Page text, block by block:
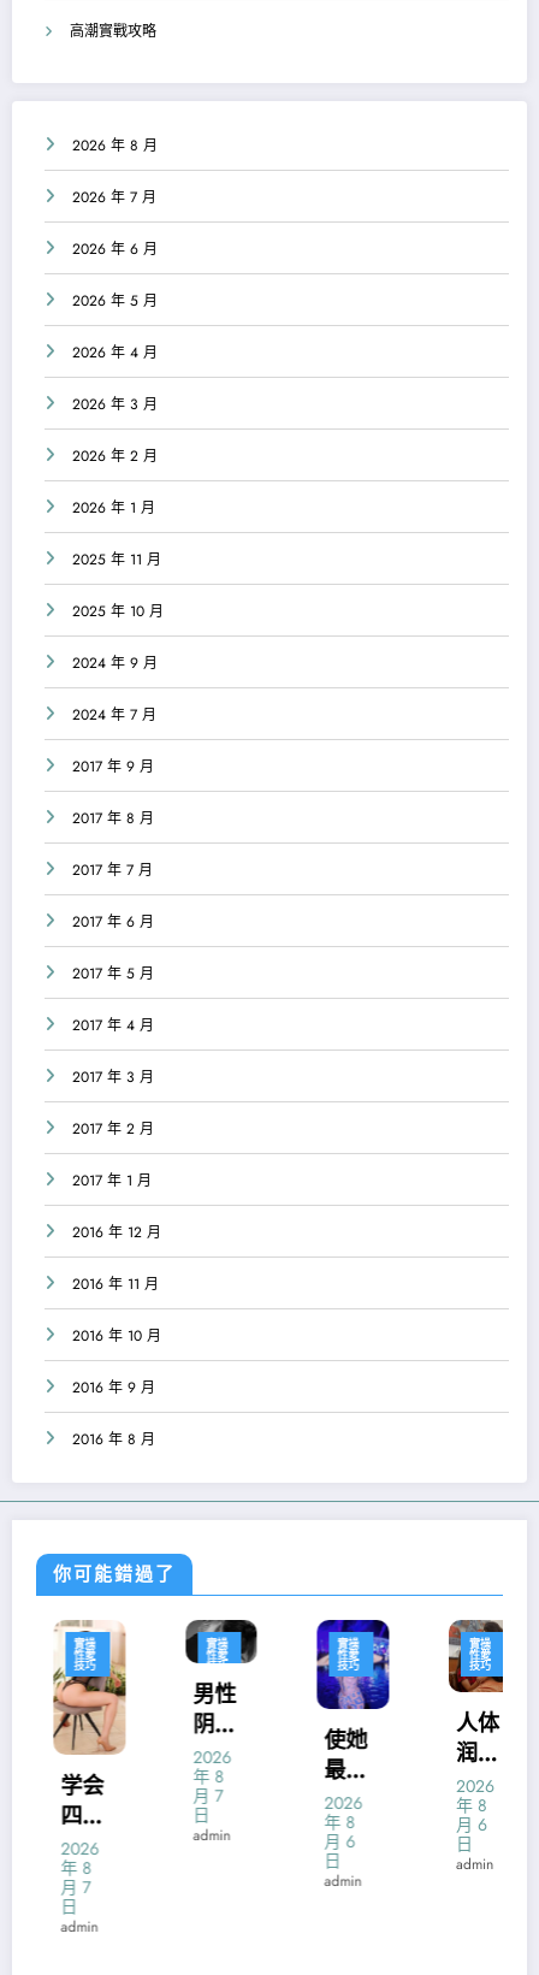
高潮實戰攻略
2026 年 8 月
2026 年 7 月
2026 年 6 月
2026 年 5 月
2026 年 4 月
2026 年 3 月
2026 年 2 月
2026 年 1 月
2025 年 11 月
2025 年 10 月
2024 年 9 月
2024 年 7 月
2017 年 9 月
2017 年 8 月
2017 年 7 月
2017 年 6 月
2017 年 5 月
2017 年 4 月
2017 年 3 月
2017 年 2 月
2017 年 1 月
2016 年 12 月
2016 年 11 月
2016 年 10 月
2016 年 9 月
2016 年 8 月
你可能錯過了
實操
性愛
技巧
学会
四种
性交
运动
征服
你的
2026
年 8
月 7
admin
實操
性愛
技巧
男性
阴茎
锻
炼：
硬度
强化
2026
年 8
月 7
admin
實操
性愛
技巧
使她
最易
达到
性高
潮体
位的
2026
年 8
月 6
admin
實操
性愛
技巧
人体
润滑
液什
么牌
子好
2026
年 8
月 6
admin